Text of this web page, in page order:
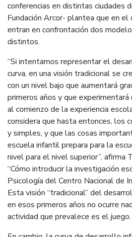
conferencias en distintas ciudades
Fundación Arcor- plantea que en
entran en confrontación dos
distintos.
“Si intentamos representar el
curva, en una visión tradicional se
con un nivel bajo que aumentará
primeros años y que
al comienzo de la experiencia
considera que hasta entonces, los
y simples, y que las cosas
escuela infantil prepara para la
nivel para el nivel superior”, afirma
“Cómo introducir la investigación
Psicología del Centro Nacional de
Esta visión “tradicional” del
en esos primeros años no ocurre
actividad que prevalece es el juego.